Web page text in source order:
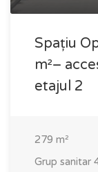
Spațiu
m²–
etajul 2
279 m²
Grup sanitar